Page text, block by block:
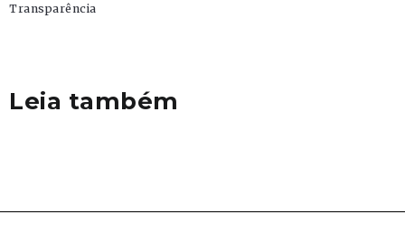
Transparência
Leia também